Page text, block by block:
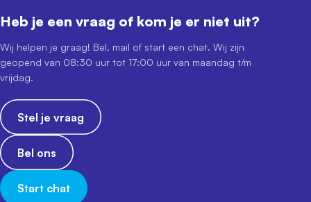
Heb je een vraag of kom je er niet uit?
Wij helpen je graag! Bel, mail of start een chat. Wij zijn
geopend van 08:30 uur tot 17:00 uur van maandag t/m
vrijdag.
Stel je vraag
Bel ons
Start chat